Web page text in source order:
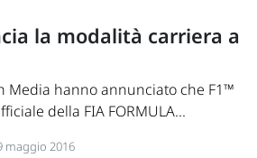
la modalità carriera a
Media hanno annunciato che F1™
della FIA FORMULA...
maggio 2016